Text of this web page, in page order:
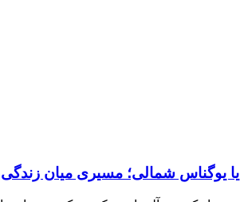
یوگناس شمالی؛ مسیری میان